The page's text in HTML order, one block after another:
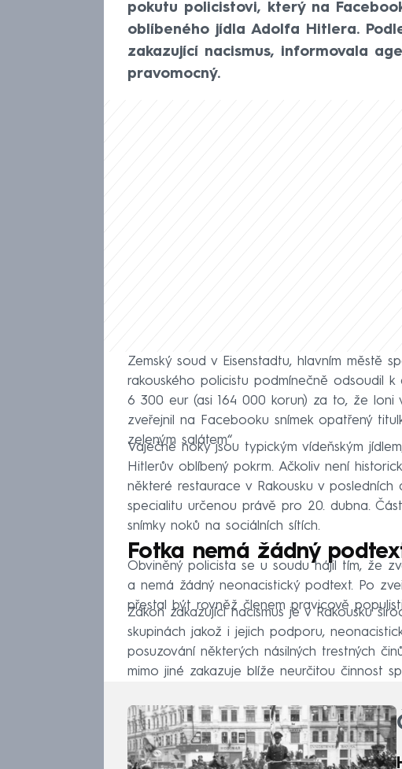
pokutu policistovi, který na
oblíbeného jídla Adolfa Hitlera.
zakazující nacismus, informovala
pravomocný.
Zemský soud v Eisenstadtu, hlavním městě
rakouského policistu podmínečně odsoudil
6 300 eur (asi 164 000 korun) za to, že loni
zveřejnil na Facebooku snímek opatřený
zeleným salátem“.
Vaječné noky jsou typickým vídeňským
Hitlerův oblíbený pokrm. Ačkoliv není
některé restaurace v Rakousku v posledních
specialitu určenou právě pro 20. dubna.
snímky noků na sociálních sítích.
Fotka nemá žádný
Obviněný policista se u soudu hájil tím, že
a nemá žádný neonacistický podtext. Po
přestal být rovněž členem pravicově
Zákon zakazující nacismus je v Rakousku
skupinách jakož i jejich podporu,
posuzování některých násilných trestných
mimo jiné zakazuje blíže neurčitou činnost